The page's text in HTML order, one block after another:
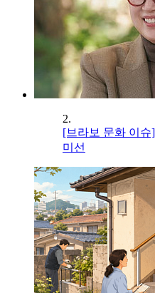
2.
[브라보 문화 이
미선